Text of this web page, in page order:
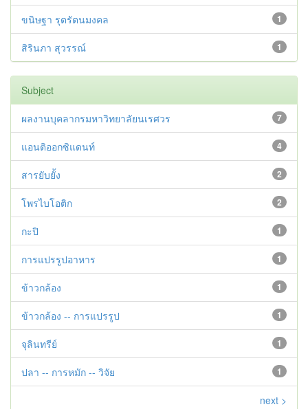
1
ขนิษฐา รุตรัตนมงคล
1
สิรินภา สุวรรณ์
Subject
7
ผลงานบุคลากรมหาวิทยาลัยนเรศวร
4
แอนติออกซิแดนท์
2
สารยับยั้ง
2
โพรไบโอติก
1
กะปิ
1
การแปรรูปอาหาร
1
ข้าวกล้อง
1
ข้าวกล้อง -- การแปรรูป
1
จุลินทรีย์
1
ปลา -- การหมัก -- วิจัย
next >